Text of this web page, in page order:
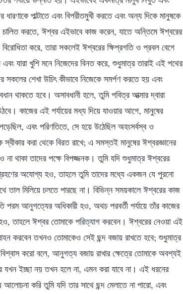
পাল্টাতে এবং বিপরীতমুখী করতে এবং অন্য দিকে মানুষকে
করতে, ঈশ্বর এইভাবে কাজ করেন, যাতে অন্তিমে ঈশ্বরের
করে, তারা সকলেই ঈশ্বরের ক্ষিপ্রগতি ও প্রবল বেগে
এবং যারা খুশি মনে নিজেদের বিনত করে, শুধুমাত্র তারাই এই পথের
শেখা উচিৎ কীভাবে নিজেকে সমর্পণ করতে হয় এবং
থাকতে হবে। অসাবধানী হলে, তুমি পবিত্র আত্মার দ্বারা
কাজের এই পর্যায়ের মধ্য দিয়ে যাওয়ার আগে, মানুষের
এবং পরিণতিতে, সে হয়ে উঠেছিল অহংসর্বস্ব ও
করা থেকে বিরত রাখে; এ সমস্তই মানুষের ঈশ্বরজ্ঞানের
থাকা তাদের পক্ষে বিপজ্জনক। তুমি যদি শুধুমাত্র ঈশ্বরের
অযোগ্য হও, তাহলে তুমি তাদের মধ্যে একজন যে পুরনো
তাল মিলিয়ে চলতে পারছে না। বিভিন্ন সময়কালে ঈশ্বরের কাজ
পরম আনুগত্যের অধিকারী হও, অথচ পরবর্তী পর্যায়ে তাঁর কাজের
তাহলে ঈশ্বর তোমাকে পরিত্যাগ করবেন। ঈশ্বরের নেওয়া এই
করবেন তখনও তোমাকেও সেই ছন্দ বজায় রাখতে হবে; শুধুমাত্র
করো বলে, আনুগত্য বজায় রাখার ক্ষেত্রে তোমাকে অবশ্যই
ইচ্ছা নয় তখন হলে না, এমন করা যাবে না। এই ধরনের
করি তুমি যদি তার সাথে ছন্দ মেলাতে না পারো, এবং